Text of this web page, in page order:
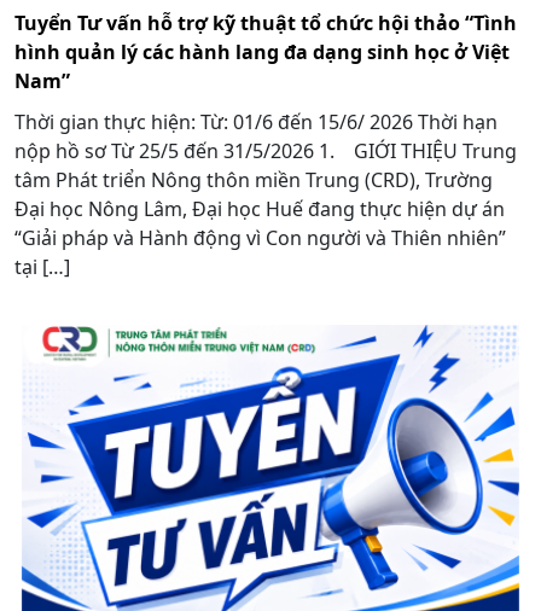
Tuyển Tư vấn hỗ trợ kỹ thuật tổ chức hội thảo “Tình
hình quản lý các hành lang đa dạng sinh học ở Việt
Nam”
Thời gian thực hiện: Từ: 01/6 đến 15/6/ 2026 Thời hạn
nộp hồ sơ Từ 25/5 đến 31/5/2026 1. GIỚI THIỆU Trung
tâm Phát triển Nông thôn miền Trung (CRD), Trường
Đại học Nông Lâm, Đại học Huế đang thực hiện dự án
“Giải pháp và Hành động vì Con người và Thiên nhiên”
tại […]